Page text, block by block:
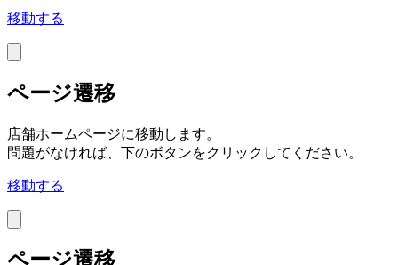
移動する
ページ遷移
店舗ホームページに移動します。
問題がなければ、下のボタンをクリックしてください。
移動する
ページ遷移